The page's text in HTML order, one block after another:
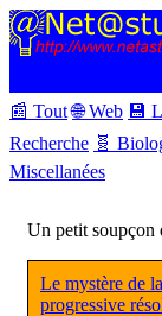
📰 Tout 🌐 Web 💾
Recherche 🧬
Miscellanées
Un petit soupçon
Le mystère de
progressive